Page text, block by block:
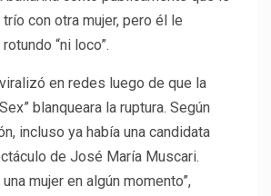
con otra mujer, pero él le
“ni loco”.
en redes luego de que la
blanqueara la ruptura. Según
incluso ya había una candidata
de José María Muscari.
mujer en algún momento”,